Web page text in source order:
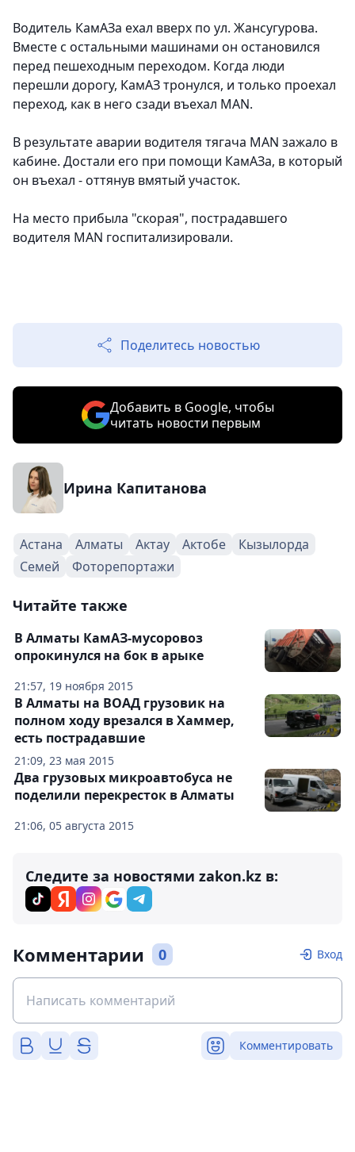
Водитель КамАЗа ехал вверх по ул. Жансугурова.
Вместе с остальными машинами он остановился
перед пешеходным переходом. Когда люди
перешли дорогу, КамАЗ тронулся, и только проехал
переход, как в него сзади въехал MAN.
В результате аварии водителя тягача MAN зажало в
кабине. Достали его при помощи КамАЗа, в который
он въехал - оттянув вмятый участок.
На место прибыла "скорая", пострадавшего
водителя MAN госпитализировали.
Поделитесь новостью
Добавить в Google, чтобы
читать новости первым
Ирина Капитанова
Астана Алматы Актау Актобе
Кызылорда
Семей
Фоторепортажи
Читайте также
21:57, 19 ноября 2015
В Алматы КамАЗ-мусоровоз
опрокинулся на бок в арыке
21:09, 23 мая 2015
В Алматы на ВОАД грузовик на
полном ходу врезался в Хаммер,
есть пострадавшие
21:06, 05 августа 2015
Два грузовых микроавтобуса не
поделили перекресток в Алматы
Следите за новостями zakon.kz в:
Комментарии 0 Вход
Комментировать